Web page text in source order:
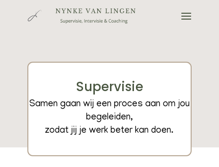
Supervisie
Samen gaan wij een proces aan om jou
begeleiden,
zodat jij je werk beter kan doen.